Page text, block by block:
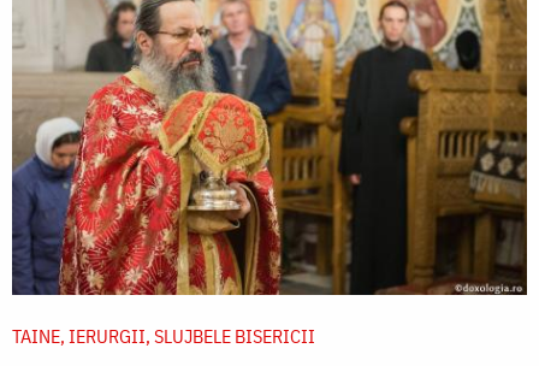
TAINE, IERURGII, SLUJBELE BISERICII